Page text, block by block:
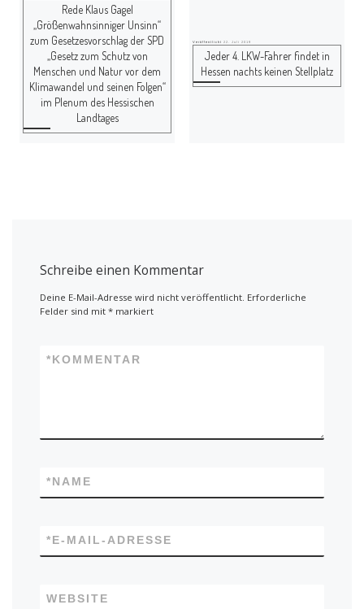
Rede Klaus Gagel
„Größenwahnsinniger Unsinn“
zum Gesetzesvorschlag der SPD
„Gesetz zum Schutz von
Menschen und Natur vor dem
Klimawandel und seinen Folgen“
im Plenum des Hessischen
Landtages
Veröffentlicht22. Juli 2019
Jeder 4. LKW-Fahrer findet in
Hessen nachts keinen Stellplatz
Schreibe einen Kommentar
Deine E-Mail-Adresse wird nicht veröffentlicht. Erforderliche
Felder sind mit* markiert
KOMMENTAR
*
NAME
*
E-MAIL-ADRESSE
*
WEBSITE